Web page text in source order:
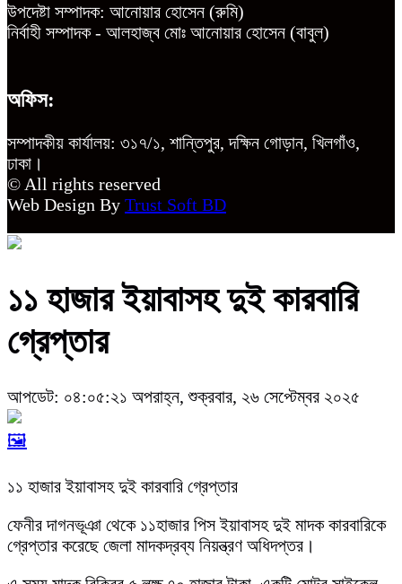
উপদেষ্টা সম্পাদক: আনোয়ার হোসেন (রুমি)
নির্বাহী সম্পাদক - আলহাজ্ব মোঃ আনোয়ার হোসেন (বাবুল)
অফিস:
সম্পাদকীয় কার্যালয়: ৩১৭/১, শান্তিপুর, দক্ষিন গোড়ান, খিলগাঁও,
ঢাকা।
© All rights reserved
Web Design By Trust Soft BD
১১ হাজার ইয়াবাসহ দুই কারবারি
গ্রেপ্তার
আপডেট: ০৪:০৫:২১ অপরাহ্ন, শুক্রবার, ২৬ সেপ্টেম্বর ২০২৫
🖼️
১১ হাজার ইয়াবাসহ দুই কারবারি গ্রেপ্তার
ফেনীর দাগনভূঞা থেকে ১১হাজার পিস ইয়াবাসহ দুই মাদক কারবারিকে
গ্রেপ্তার করেছে জেলা মাদকদ্রব্য নিয়ন্ত্রণ অধিদপ্তর।